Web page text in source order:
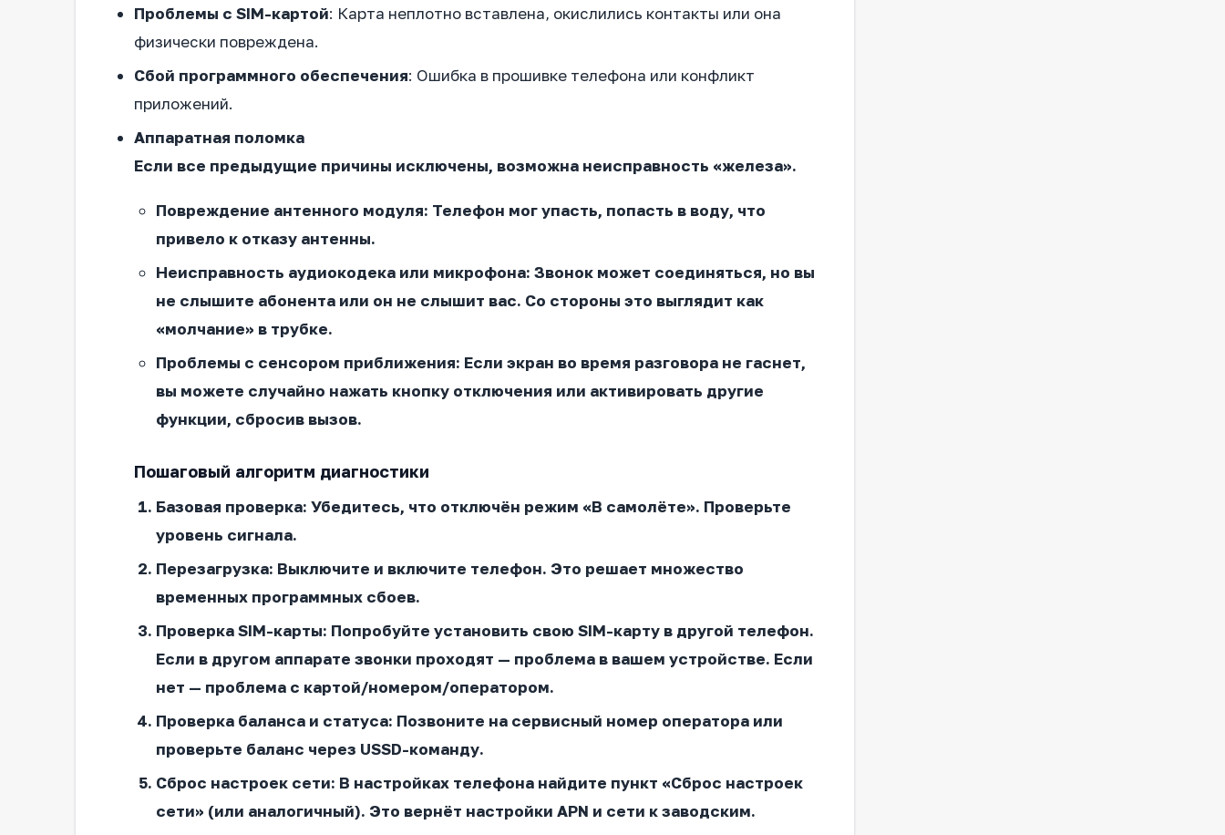
Проблемы с SIM-картой: Карта неплотно вставлена, окислились контакты или она
физически повреждена.
Сбой программного обеспечения: Ошибка в прошивке телефона или конфликт
приложений.
Аппаратная поломка
Если все предыдущие причины исключены, возможна неисправность «железа».
Повреждение антенного модуля: Телефон мог упасть, попасть в воду, что
привело к отказу антенны.
Неисправность аудиокодека или микрофона: Звонок может соединяться, но вы
не слышите абонента или он не слышит вас. Со стороны это выглядит как
«молчание» в трубке.
Проблемы с сенсором приближения: Если экран во время разговора не гаснет,
вы можете случайно нажать кнопку отключения или активировать другие
функции, сбросив вызов.
Пошаговый алгоритм диагностики
Базовая проверка: Убедитесь, что отключён режим «В самолёте». Проверьте
уровень сигнала.
Перезагрузка: Выключите и включите телефон. Это решает множество
временных программных сбоев.
Проверка SIM-карты: Попробуйте установить свою SIM-карту в другой телефон.
Если в другом аппарате звонки проходят — проблема в вашем устройстве. Если
нет — проблема с картой/номером/оператором.
Проверка баланса и статуса: Позвоните на сервисный номер оператора или
проверьте баланс через USSD-команду.
Сброс настроек сети: В настройках телефона найдите пункт «Сброс настроек
сети» (или аналогичный). Это вернёт настройки APN и сети к заводским.